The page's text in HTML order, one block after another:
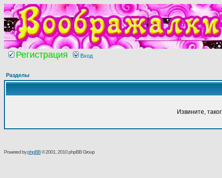
Регистрация Вход
Разделы
Извините,
Powered byphpBB© 2001, 2010 phpBB Group